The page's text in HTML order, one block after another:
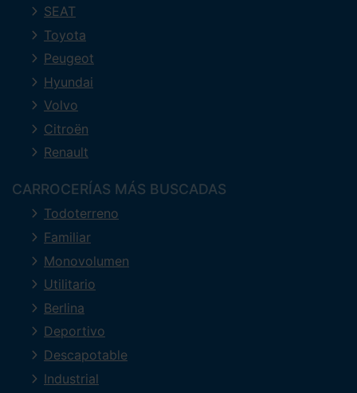
SEAT
Toyota
Peugeot
Hyundai
Volvo
Citroën
Renault
CARROCERÍAS MÁS BUSCADAS
Todoterreno
Familiar
Monovolumen
Utilitario
Berlina
Deportivo
Descapotable
Industrial